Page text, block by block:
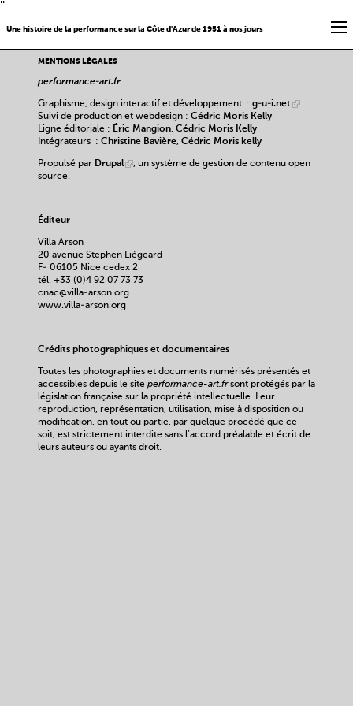
''
Une histoire de la performance sur la Côte d'Azur de 1951 à nos jours
MENTIONS LÉGALES
performance-art.fr
Graphisme, design interactif et développement : g-u-i.net
Suivi de production et webdesign : Cédric Moris Kelly
Ligne éditoriale : Éric Mangion, Cédric Moris Kelly
Intégrateurs : Christine Bavière, Cédric Moris kelly
Propulsé par Drupal
, un système de gestion de contenu open
source.
Éditeur
Villa Arson
20 avenue Stephen Liégeard
F- 06105 Nice cedex 2
tél. +33 (0)4 92 07 73 73
cnac@villa-arson.org
www.villa-arson.org
Crédits photographiques et documentaires
Toutes les photographies et documents numérisés présentés et
accessibles depuis le site performance-art.frsont protégés par la
législation française sur la propriété intellectuelle. Leur
reproduction, représentation, utilisation, mise à disposition ou
modification, en tout ou partie, par quelque procédé que ce
soit, est strictement interdite sans l’accord préalable et écrit de
leurs auteurs ou ayants droit.